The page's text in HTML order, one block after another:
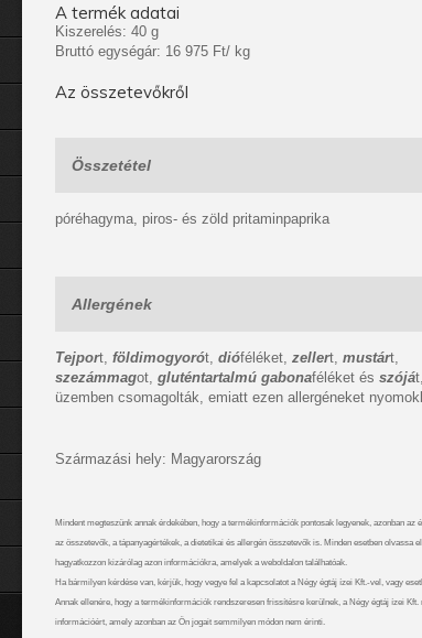
A termék adatai
Kiszerelés: 40 g
Bruttó egységár: 16 975 Ft/ kg
Az összetevőkről
Összetétel
póréhagyma, piros- és zöld pritaminpaprika
Allergének
Tejport, földimogyorót, dióféléket, zellert, mustárt,
szezámmagot, gluténtartalmú gabonaféléket és szóját,
üzemben csomagolták, emiatt ezen allergéneket
Származási hely: Magyarország
Mindent megteszünk annak érdekében, hogy a termékinformációk pontosak legyenek, azonban
az összetevők, a tápanyagértékek, a dietetikai és allergén összetevők is. Minden esetben olvassa
hagyatkozzon kizárólag azon információkra, amelyek a weboldalon találhatóak.
Ha bármilyen kérdése van, kérjük, hogy vegye fel a kapcsolatot a Négy égtáj ízei Kft.-vel, vagy
Annak ellenére, hogy a termékinformációk rendszeresen frissítésre kerülnek, a Négy égtáj ízei
információért, amely azonban az Ön jogait semmilyen módon nem érinti.